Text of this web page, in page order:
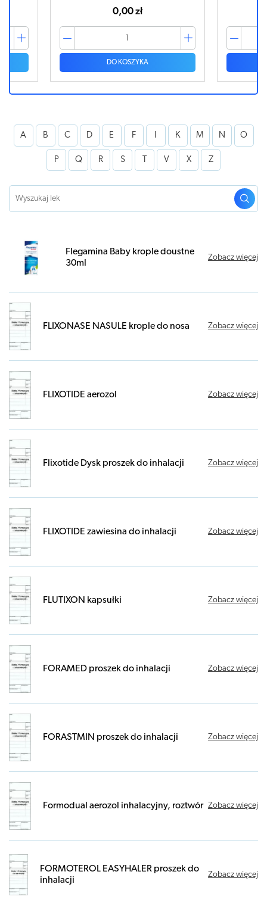
0,00 zł
DO KOSZYKA
A B C D E F I K M N O
P Q R S T V X Z
Flegamina Baby krople doustne
30ml
Zobacz więcej
FLIXONASE NASULE krople do nosa Zobacz więcej
FLIXOTIDE aerozol Zobacz więcej
Flixotide Dysk proszek do inhalacji Zobacz więcej
FLIXOTIDE zawiesina do inhalacji Zobacz więcej
FLUTIXON kapsułki Zobacz więcej
FORAMED proszek do inhalacji Zobacz więcej
FORASTMIN proszek do inhalacji Zobacz więcej
Formodual aerozol inhalacyjny, roztwór Zobacz więcej
FORMOTEROL EASYHALER proszek do
inhalacji
Zobacz więcej